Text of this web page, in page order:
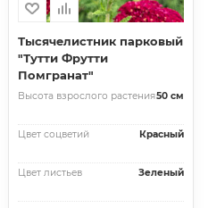
Тысячелистник парковый
"Тутти Фрутти
Помгранат"
Высота взрослого растения50 см
Цвет соцветий Красный
Цвет листьев Зеленый